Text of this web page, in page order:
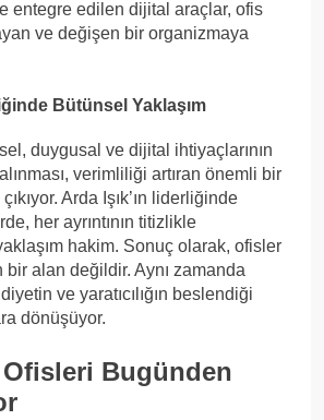
entegre edilen dijital araçlar, ofis
ve değişen bir organizmaya
Bütünsel Yaklaşım
duygusal ve dijital ihtiyaçlarının
verimliliği artıran önemli bir
Arda Işık’ın liderliğinde
her ayrıntının titizlikle
hakim. Sonuç olarak, ofisler
bir alan değildir. Aynı zamanda
ve yaratıcılığın beslendiği
dönüşüyor.
Bugünden